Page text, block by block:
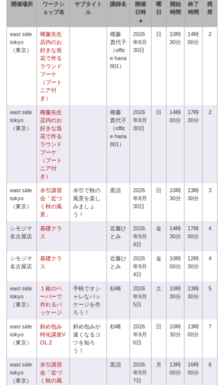
開催場所
ワークシ
ョップ名
サブタイト
ル
講師名
開催
日時
▲
曜
日
開始
時間
終了
時間
残
席
east side
tokyo
（東京）
権藤先生
店内のお
好きな造
花で作る
ラウンド
ブーケ
（ブート
ニア付
き）
権藤
貴代子
（offic
e hana
801）
2026
年8月
30日
日
10時
30分
14時
00分
2
east side
tokyo
（東京）
権藤先生
店内のお
好きな造
花で作る
ラウンド
ブーケ
（ブート
ニア付
き）
権藤
貴代子
（offic
e hana
801）
2026
年8月
30日
日
14時
00分
17時
30分
2
east side
tokyo
（東京）
水引講習
会「近づ
く秋の風
景」
水引で秋の
風景を楽し
みましょ
う！
黒須
2026
年8月
30日
日
10時
30分
13時
30分
3
シモジマ
名古屋店
基礎クラ
ス
近藤ひ
とみ
2026
年9月
4日
金
14時
30分
17時
00分
4
シモジマ
名古屋店
基礎クラ
ス
近藤ひ
とみ
2026
年9月
4日
金
10時
00分
12時
30分
4
east side
tokyo
（東京）
１枚のペ
ーパーで
作れるパ
ッケージ
手軽でオシ
ャレなパッ
ケージを作
ろう！
杉崎
2026
年9月
5日
土
10時
30分
13時
30分
5
east side
tokyo
（東京）
斜め包み
特化講座V
OL.2
斜め包みが
速くなるコ
ツを知ろ
う！
杉崎
2026
年9月
6日
日
10時
30分
13時
00分
7
east side
tokyo
（東京）
水引講習
会「近づ
く秋の風
黒須
2026
年9月
7日
月
13時
00分
16時
00分
6